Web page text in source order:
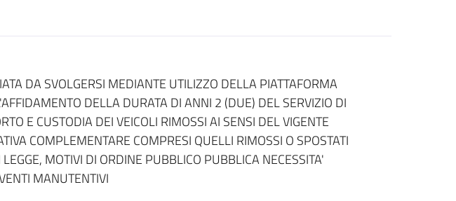
DA SVOLGERSI MEDIANTE UTILIZZO DELLA PIATTAFORMA
DELLA DURATA DI ANNI 2 (DUE) DEL SERVIZIO DI
E CUSTODIA DEI VEICOLI RIMOSSI AI SENSI DEL VIGENTE
COMPLEMENTARE COMPRESI QUELLI RIMOSSI O SPOSTATI
MOTIVI DI ORDINE PUBBLICO PUBBLICA NECESSITA'
MANUTENTIVI